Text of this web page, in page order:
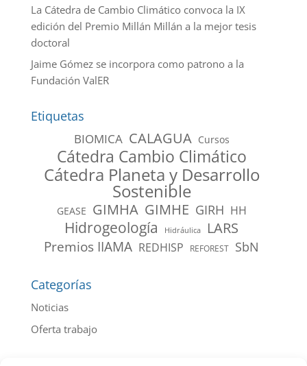
La Cátedra de Cambio Climático convoca la IX
edición del Premio Millán Millán a la mejor tesis
doctoral
Jaime Gómez se incorpora como patrono a la
Fundación ValER
Etiquetas
BIOMICA CALAGUA Cursos
Cátedra Cambio Climático
Cátedra Planeta y Desarrollo
Sostenible
GEASE GIMHA GIMHE GIRH HH
Hidrogeología Hidráulica
LARS
Premios IIAMA REDHISP REFOREST SbN
Categorías
Noticias
Oferta trabajo